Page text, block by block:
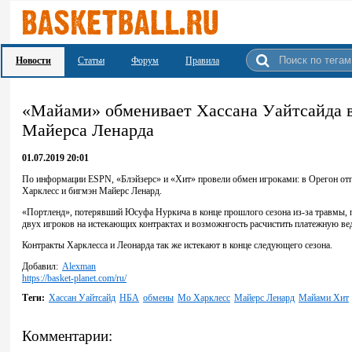
Новости Статьи Форум Правила
«Майами» обменивает Хассана
Майерса Ленарда
01.07.2019 20:01
По информации ESPN, «Блэйзерс» и «Хит» провели обмен игроками: в Орегон
Харклесс и бигмэн Майерс Ленард.
«Портленд», потерявший Юсуфа Нуркича в конце прошлого сезона из-за травмы,
двух игроков на истекающих контрактах и возможнгость расчистить платежную
Контракты Харклесса и Леонарда так же истекают в конце следующего сезона.
Добавил: Alexman
https://basket-planet.com/ru/
Теги: Хассан Уайтсайд НБА обмены Мо Харклесс Майерс Ленард Майами Хит
Комментарии: